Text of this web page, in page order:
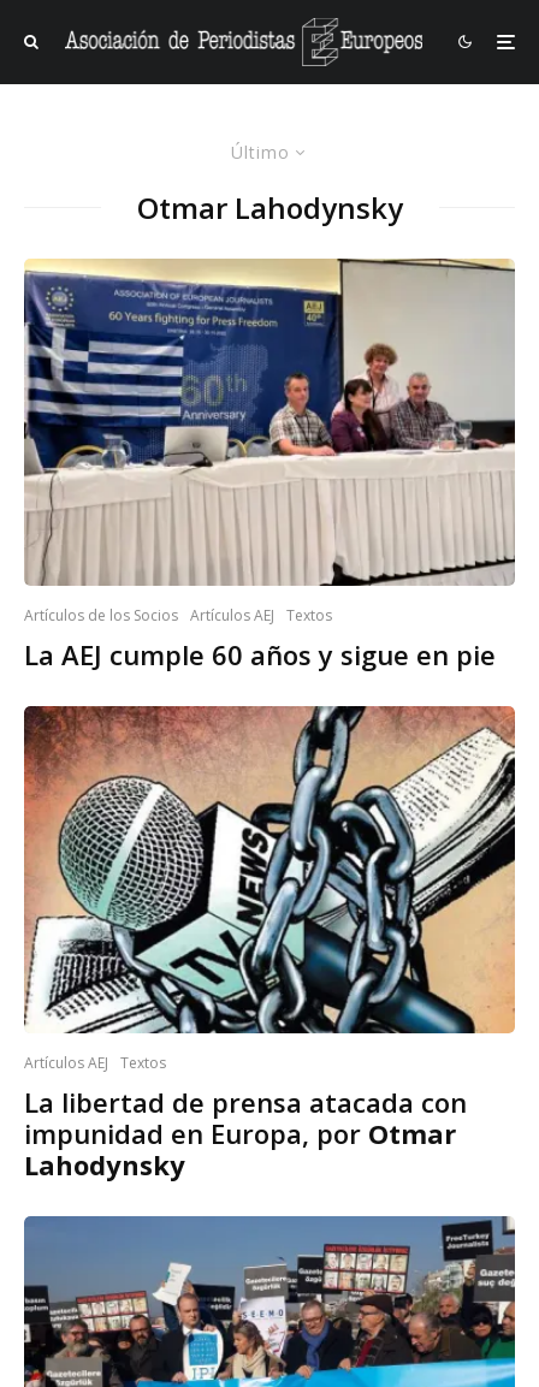
Último
Otmar Lahodynsky
Artículos de los Socios Artículos AEJ Textos
La AEJ cumple 60 años y sigue en pie
Artículos AEJ Textos
La libertad de prensa atacada con
impunidad en Europa, por Otmar
Lahodynsky